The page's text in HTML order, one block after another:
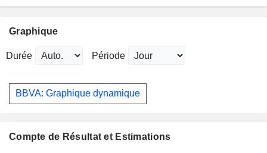
Graphique
Durée Période
BBVA: Graphique dynamique
Compte de Résultat et Estimations